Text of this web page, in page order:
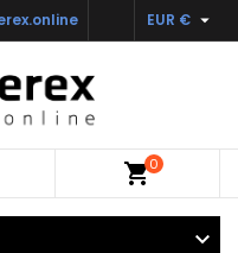
EUR € 
shopping_cart0